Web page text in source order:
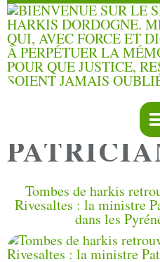
Tombes de harkis
Rivesaltes : la ministre
dans les